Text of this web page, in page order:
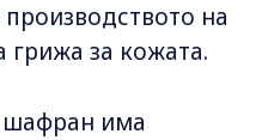
на
грижа за кожата.
шафран има